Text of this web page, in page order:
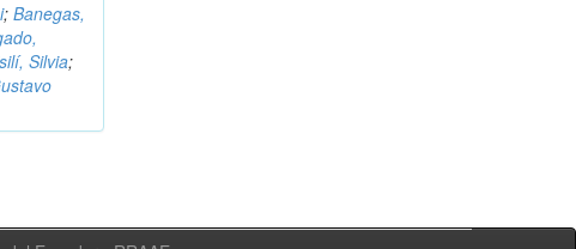
;Banegas,
Silvia;